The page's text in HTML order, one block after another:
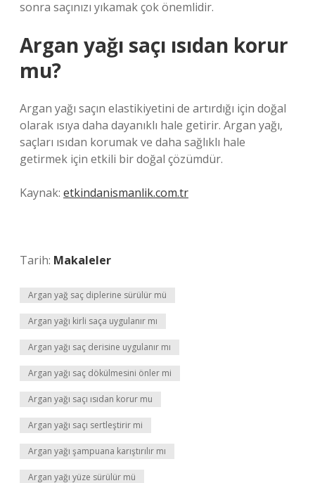
sonra saçınızı yıkamak çok önemlidir.
Argan yağı saçı ısıdan korur
mu?
Argan yağı saçın elastikiyetini de artırdığı için doğal
olarak ısıya daha dayanıklı hale getirir. Argan yağı,
saçları ısıdan korumak ve daha sağlıklı hale
getirmek için etkili bir doğal çözümdür.
Kaynak: etkindanismanlik.com.tr
Tarih: Makaleler
Argan yağ saç diplerine sürülür mü
Argan yağı kirli saça uygulanır mı
Argan yağı saç derisine uygulanır mı
Argan yağı saç dökülmesini önler mi
Argan yağı saçı ısıdan korur mu
Argan yağı saçı sertleştirir mi
Argan yağı şampuana karıştırılır mı
Argan yağı yüze sürülür mü